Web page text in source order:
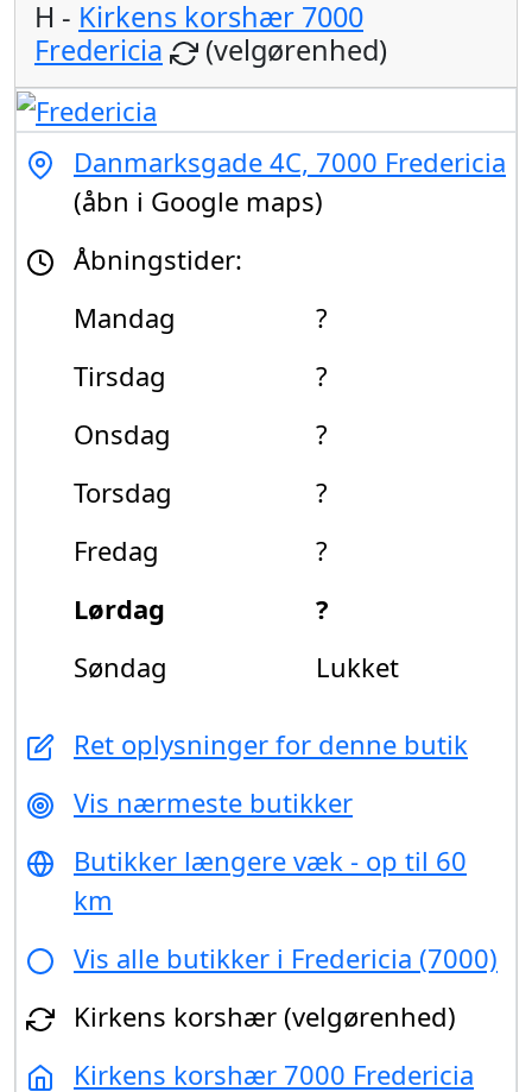
H - Kirkens korshær 7000
Fredericia
(velgørenhed)
Danmarksgade 4C, 7000 Fredericia
(åbn i Google maps)
Åbningstider:
Mandag
?
Tirsdag
?
Onsdag
?
Torsdag
?
Fredag
?
Lørdag
?
Søndag
Lukket
Ret oplysninger for denne butik
Vis nærmeste butikker
Butikker længere væk - op til 60
km
Vis alle butikker i Fredericia (7000)
Kirkens korshær (velgørenhed)
Kirkens korshær 7000 Fredericia